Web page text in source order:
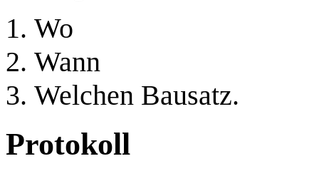
Wo
Wann
Welchen Bausatz.
Protokoll